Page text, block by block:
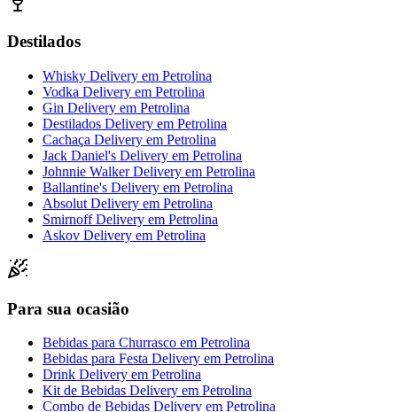
Destilados
Whisky Delivery em Petrolina
Vodka Delivery em Petrolina
Gin Delivery em Petrolina
Destilados Delivery em Petrolina
Cachaça Delivery em Petrolina
Jack Daniel's Delivery em Petrolina
Johnnie Walker Delivery em Petrolina
Ballantine's Delivery em Petrolina
Absolut Delivery em Petrolina
Smirnoff Delivery em Petrolina
Askov Delivery em Petrolina
Para sua ocasião
Bebidas para Churrasco em Petrolina
Bebidas para Festa Delivery em Petrolina
Drink Delivery em Petrolina
Kit de Bebidas Delivery em Petrolina
Combo de Bebidas Delivery em Petrolina